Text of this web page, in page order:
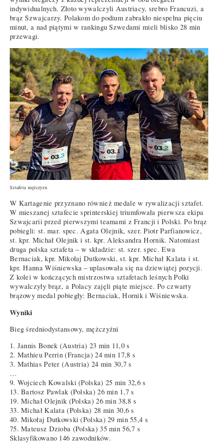
indywidualnych. Złoto wywalczyli Austriacy, srebro Francuzi, a
brąz Szwajcarzy. Polakom do podium zabrakło niespełna pięciu
minut, a nad piątymi w rankingu Szwedami mieli blisko 28 min
przewagi.
Sztafeta mężczyzn
W Kartagenie przyznano również medale w rywalizacji sztafet.
W mieszanej sztafecie sprinterskiej triumfowała pierwsza ekipa
Szwajcarii przed pierwszymi teamami z Francji i Polski. Po brąz
pobiegli: st. mar. spec. Agata Olejnik, szer. Piotr Parfianowicz,
st. kpr. Michał Olejnik i st. kpr. Aleksandra Hornik. Natomiast
druga polska sztafeta – w składzie: st. szer. spec. Ewa
Bernaciak, kpr. Mikołaj Dutkowski, st. kpr. Michał Kalata i st.
kpr. Hanna Wiśniewska – uplasowała się na dziewiątej pozycji.
Z kolei w kończących mistrzostwa sztafetach leśnych Polki
wywalczyły brąz, a Polacy zajęli piąte miejsce. Po czwarty
brązowy medal pobiegły: Bernaciak, Hornik i Wiśniewska.
Wyniki
Bieg średniodystansowy, mężczyźni
1. Jannis Bonek (Austria) 23 min 11,0 s
2. Mathieu Perrin (Francja) 24 min 17,8 s
3. Mathias Peter (Austria) 24 min 30,7 s
…
9. Wojciech Kowalski (Polska) 25 min 32,6 s
13. Bartosz Pawlak (Polska) 26 min 1,7 s
19. Michał Olejnik (Polska) 26 min 38,8 s
33. Michał Kalata (Polska) 28 min 30,6 s
40. Mikołaj Dutkowski (Polska) 29 min 55,4 s
75. Mateusz Dzioba (Polska) 35 min 56,7 s
Sklasyfikowano 146 zawodników.